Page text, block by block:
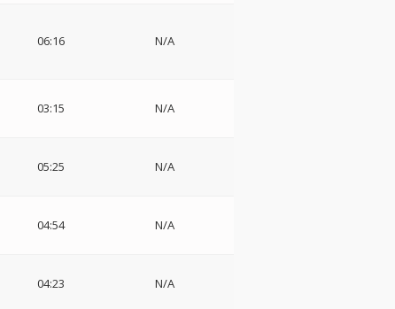
06:16 N/A
03:15 N/A
05:25 N/A
04:54 N/A
04:23 N/A